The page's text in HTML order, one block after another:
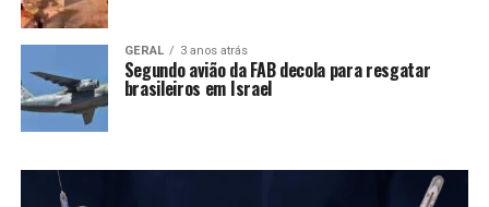
GERAL 3 anos atrás
Segundo avião da FAB decola para resgatar
brasileiros em Israel